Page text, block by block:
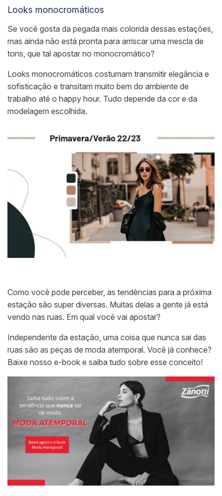
Looks monocromáticos
Se você gosta da pegada mais colorida dessas estações,
mas ainda não está pronta para arriscar uma mescla de
tons, que tal apostar no monocromático?
Looks monocromáticos costumam transmitir elegância e
sofisticação e transitam muito bem do ambiente de
trabalho até o happy hour. Tudo depende da cor e da
modelagem escolhida.
Como você pode perceber, as tendências para a próxima
estação são super diversas. Muitas delas a gente já está
vendo nas ruas. Em qual você vai apostar?
Independente da estação, uma coisa que nunca sai das
ruas são as peças de moda atemporal. Você já conhece?
Baixe nosso e-book e saiba tudo sobre esse conceito!